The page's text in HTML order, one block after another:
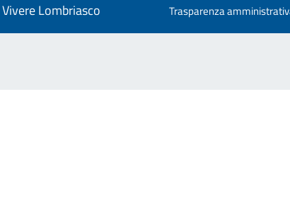
Vivere Lombriasco Trasparenza